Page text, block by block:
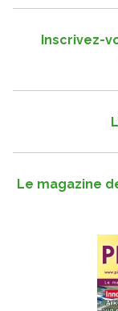
Inscrivez-
Le magazine